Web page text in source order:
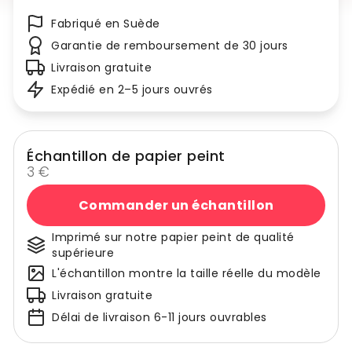
Fabriqué en Suède
Garantie de remboursement de 30 jours
Livraison gratuite
Expédié en 2–5 jours ouvrés
Échantillon de papier peint
3 €
Commander un échantillon
Imprimé sur notre papier peint de qualité
supérieure
L'échantillon montre la taille réelle du modèle
Livraison gratuite
Délai de livraison 6-11 jours ouvrables